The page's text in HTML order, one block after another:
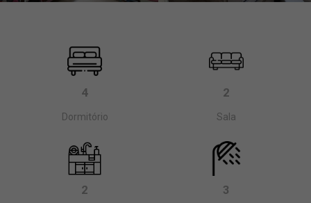
4
Dormitório
2
Sala
2 3